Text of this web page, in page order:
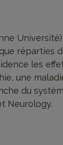
Université)
réparties
les
une
du
Neurology.